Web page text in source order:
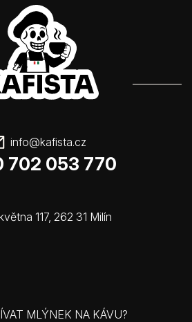
info@kafista.cz
702 053 770
117, 262 31 Milín
MLÝNEK NA KÁVU?